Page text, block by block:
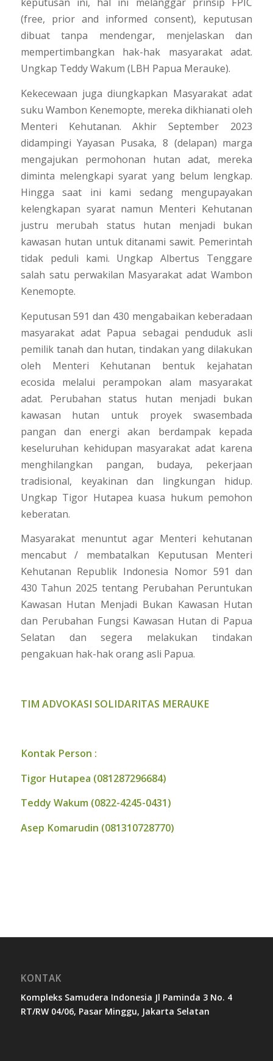
(free, prior and informed consent), keputusan
dibuat tanpa mendengar, menjelaskan dan
mempertimbangkan hak-hak masyarakat adat.
Ungkap Teddy Wakum (LBH Papua Merauke).
Kekecewaan juga diungkapkan Masyarakat adat
suku Wambon Kenemopte, mereka dikhianati oleh
Menteri Kehutanan. Akhir September 2023
didampingi Yayasan Pusaka, 8 (delapan) marga
mengajukan permohonan hutan adat, mereka
diminta melengkapi syarat yang belum lengkap.
Hingga saat ini kami sedang mengupayakan
kelengkapan syarat namun Menteri Kehutanan
justru merubah status hutan menjadi bukan
kawasan hutan untuk ditanami sawit. Pemerintah
tidak peduli kami. Ungkap Albertus Tenggare
salah satu perwakilan Masyarakat adat Wambon
Kenemopte.
Keputusan 591 dan 430 mengabaikan keberadaan
masyarakat adat Papua sebagai penduduk asli
pemilik tanah dan hutan, tindakan yang dilakukan
oleh Menteri Kehutanan bentuk kejahatan
ecosida melalui perampokan alam masyarakat
adat. Perubahan status hutan menjadi bukan
kawasan hutan untuk proyek swasembada
pangan dan energi akan berdampak kepada
keseluruhan kehidupan masyarakat adat karena
menghilangkan pangan, budaya, pekerjaan
tradisional, keyakinan dan lingkungan hidup.
Ungkap Tigor Hutapea kuasa hukum pemohon
keberatan.
Masyarakat menuntut agar Menteri kehutanan
mencabut / membatalkan Keputusan Menteri
Kehutanan Republik Indonesia Nomor 591 dan
430 Tahun 2025 tentang Perubahan Peruntukan
Kawasan Hutan Menjadi Bukan Kawasan Hutan
dan Perubahan Fungsi Kawasan Hutan di Papua
Selatan dan segera melakukan tindakan
pengakuan hak-hak orang asli Papua.
TIM ADVOKASI SOLIDARITAS MERAUKE
Kontak Person :
Tigor Hutapea (081287296684)
Teddy Wakum (0822-4245-0431)
Asep Komarudin (081310728770)
KONTAK
Kompleks Samudera Indonesia Jl Paminda 3 No. 4
RT/RW 04/06, Pasar Minggu, Jakarta Selatan